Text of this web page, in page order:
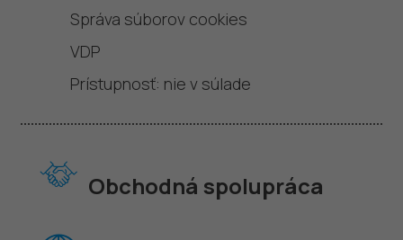
Správa súborov cookies
VDP
Prístupnosť: nie v súlade
Obchodná spolupráca